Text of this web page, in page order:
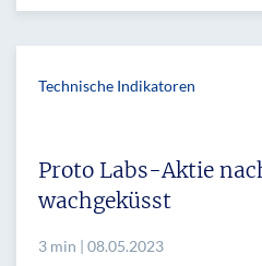
Technische Indikatoren
Proto Labs-Aktie
wachgeküsst
3 min | 08.05.2023